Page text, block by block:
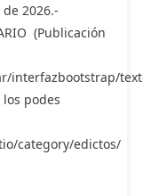
2026.-
(Publicación
interfazbootstrap/
los podes
category/edictos/